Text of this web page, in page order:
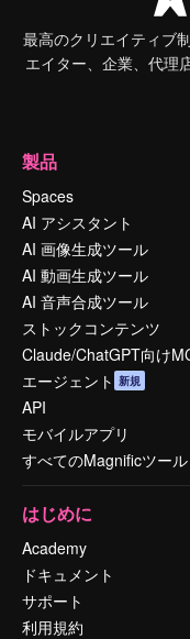
最高のクリエイティブ
エイター、企業、代理
製品
Spaces
AI アシスタント
AI 画像生成ツール
AI 動画生成ツール
AI 音声合成ツール
ストックコンテンツ
Claude/ChatGPT向け
エージェント 新規
API
モバイルアプリ
すべてのMagnificツール
はじめに
Academy
ドキュメント
サポート
利用規約